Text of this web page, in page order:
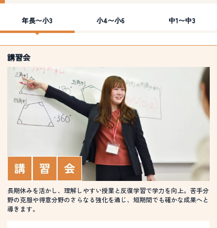
年長〜小3 小4〜小6 中1〜中3
講習会
長期休みを活かし、理解しやすい授業と反復学習で学力を向上。苦手分
野の克服や得意分野のさらなる強化を通じ、短期間でも確かな成果へと
導きます。